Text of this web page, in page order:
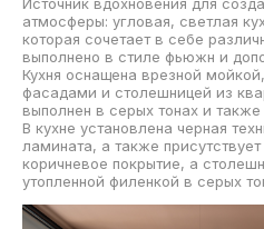
атмосферы: угловая, светлая
которая сочетает в себе
выполнено в стиле фьюжн и
Кухня оснащена врезной
фасадами и столешницей из
выполнен в серых тонах и
В кухне установлена черная
ламината, а также
коричневое покрытие, а
утопленной филенкой в серых